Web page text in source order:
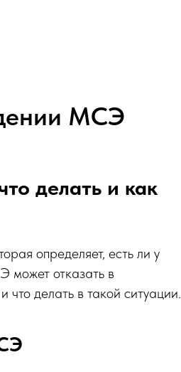
МСЭ
делать и как
определяет, есть ли у
может отказать в
что делать в такой ситуации.